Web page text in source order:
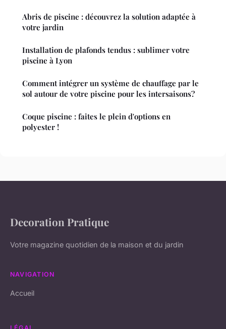
Abris de piscine : découvrez la solution adaptée à
votre jardin
Installation de plafonds tendus : sublimer votre
piscine à Lyon
Comment intégrer un système de chauffage par le
sol autour de votre piscine pour les intersaisons?
Coque piscine : faites le plein d'options en
polyester !
Decoration Pratique
Votre magazine quotidien de la maison et du jardin
NAVIGATION
Accueil